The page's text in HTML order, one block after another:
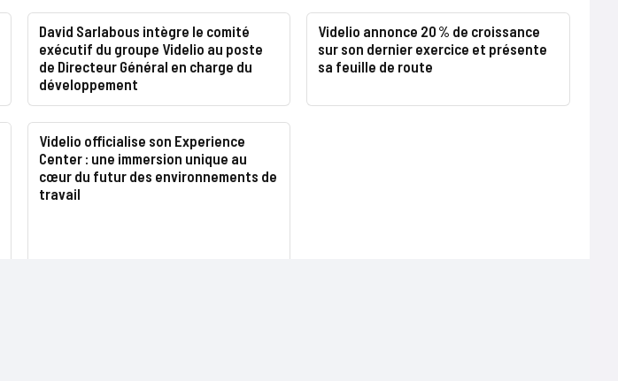
David Sarlabous intègre le comité
exécutif du groupe Videlio au poste
de Directeur Général en charge du
développement
Videlio annonce 20 % de croissance
sur son dernier exercice et présente
sa feuille de route
Videlio officialise son Experience
Center : une immersion unique au
cœur du futur des environnements de
travail